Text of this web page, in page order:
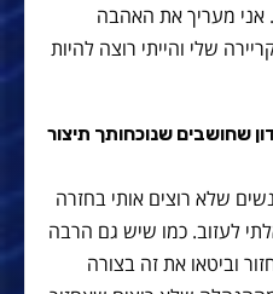
אני מעריך את האהבה
שלי והייתי רוצה להיות
שחושבים שנוכחותך תיצור
שלא רוצים אותי בחזרה
לעזוב. כמו שיש גם הרבה
וביטאו את זה בצורה